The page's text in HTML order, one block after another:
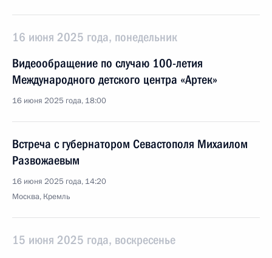
16 июня 2025 года, понедельник
Видеообращение по случаю 100-летия
Международного детского центра «Артек»
16 июня 2025 года, 18:00
Встреча с губернатором Севастополя Михаилом
Развожаевым
16 июня 2025 года, 14:20
Москва, Кремль
15 июня 2025 года, воскресенье